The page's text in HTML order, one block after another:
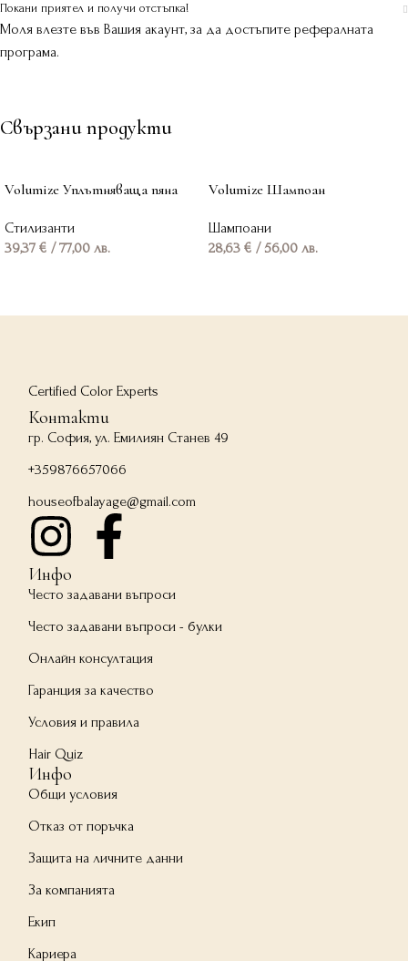
Покани приятел и получи отстъпка!
Моля влезте във Вашия акаунт, за да достъпите рефералната
програма.
Свързани продукти
Volumize Уплътняваща пяна
Стилизанти
39,37 € / 77,00 лв.
Volumize Шампоан
Шампоани
28,63 € / 56,00 лв.
Certified Color Experts
Контакти
гр. София, ул. Емилиян Станев 49
+359876657066
houseofbalayage@gmail.com
Инфо
Често задавани въпроси
Често задавани въпроси - булки
Онлайн консултация
Гаранция за качество
Условия и правила
Hair Quiz
Инфо
Общи условия
Отказ от поръчка
Защита на личните данни
За компанията
Екип
Кариера